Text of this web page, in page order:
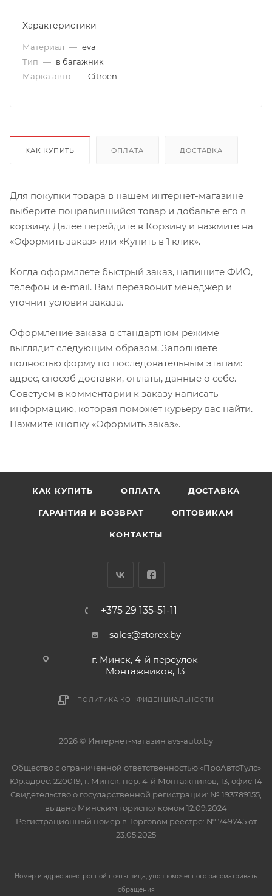
Характеристики
Материал — eva
Тип — в багажник
Марка авто — Citroen
КАК КУПИТЬ ОПЛАТА ДОСТАВКА
Для покупки товара в нашем интернет-магазине
выберите понравившийся товар и добавьте его в
корзину. Далее перейдите в Корзину и нажмите на
«Оформить заказ» или «Купить в 1 клик».
Когда оформляете быстрый заказ, напишите ФИО,
телефон и e-mail. Вам перезвонит менеджер и
уточнит условия заказа.
Оформление заказа в стандартном режиме
выглядит следующим образом. Заполняете
полностью форму по последовательным этапам:
адрес, способ доставки, оплаты, данные о себе.
Советуем в комментарии к заказу написать
информацию, которая поможет курьеру вас найти.
Нажмите кнопку «Оформить заказ».
КАК КУПИТЬ ОПЛАТА ДОСТАВКА
ГАРАНТИЯ И ВОЗВРАТ ОПТОВИКАМ
КОНТАКТЫ
+375 29 135-51-11
sales@storex.by
г. Минск, 4-й переулок
Монтажников, 13
ПОЛИТИКА КОНФИДЕНЦИАЛЬНОСТИ
2026 © Интернет-магазин avs-auto.by
Общество с ограниченной ответственностью «ПроАвтоТулс»
Юр.адрес: 220019, г. Минск, пер. 4-й Монтажников, 13, офис 14
Свидетельство о государственной регистрации: № 193789155,
выдано Минским горисполкомом 12.09.2024
Регистрационный номер в Торговом реестре: № 749745 от
23.05.2025
Номер и адрес электронной почты лица, уполномоченного рассматривать
обращения